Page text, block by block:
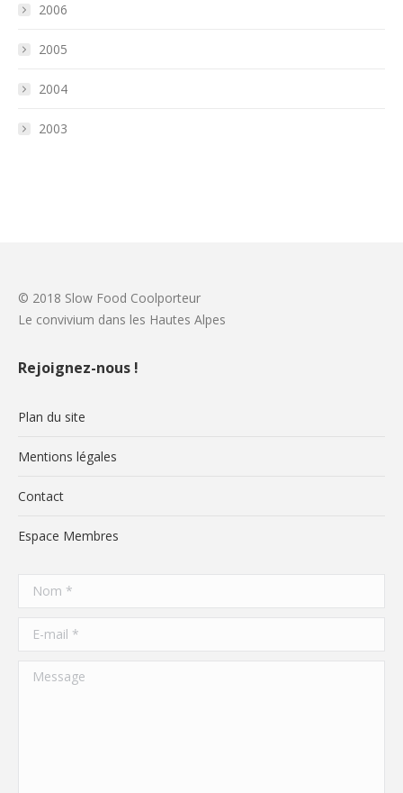
2006
2005
2004
2003
© 2018 Slow Food Coolporteur
Le convivium dans les Hautes Alpes
Rejoignez-nous !
Plan du site
Mentions légales
Contact
Espace Membres
Nom *
E-mail *
Message